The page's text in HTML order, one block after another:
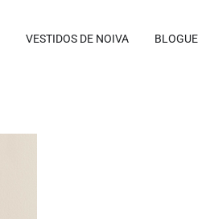
VESTIDOS DE NOIVA BLOGUE